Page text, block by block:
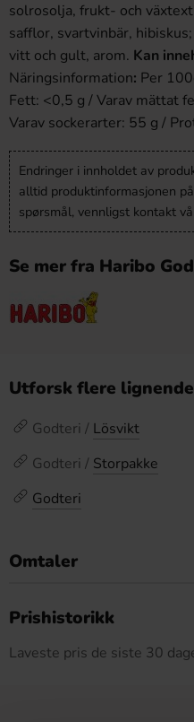
solrosolja, frukt- och
safflor, svartvinbär,
vitt och gult, arom. Kan
Näringsinformation: Per
Fett: <0,5 g / Varav mättat
Varav sockerarter: 55 g /
Endringer i innholdet av
alltid produktinformasjonen
spørsmål, vennligst kontakt
Se mer fra Haribo
Utforsk flere lignende
Godteri / Lösvikt
Godteri / Storpakke
Godteri
Omtaler
Prishistorikk
Laveste pris de siste 30